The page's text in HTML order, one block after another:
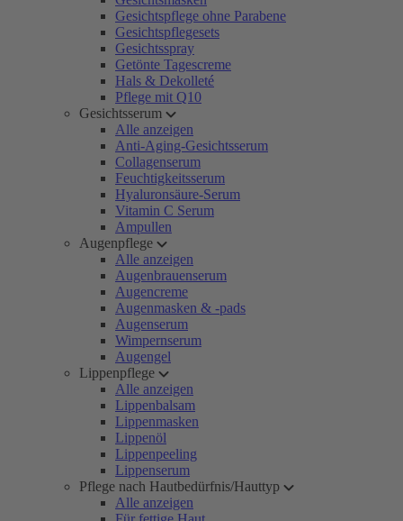
Gesichtspflege ohne Parabene
Gesichtspflegesets
Gesichtsspray
Getönte Tagescreme
Hals & Dekolleté
Pflege mit Q10
Gesichtsserum
Alle anzeigen
Anti-Aging-Gesichtsserum
Collagenserum
Feuchtigkeitsserum
Hyaluronsäure-Serum
Vitamin C Serum
Ampullen
Augenpflege
Alle anzeigen
Augenbrauenserum
Augencreme
Augenmasken & -pads
Augenserum
Wimpernserum
Augengel
Lippenpflege
Alle anzeigen
Lippenbalsam
Lippenmasken
Lippenöl
Lippenpeeling
Lippenserum
Pflege nach Hautbedürfnis/Hauttyp
Alle anzeigen